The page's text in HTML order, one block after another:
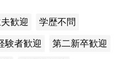
歓迎 学歴不問
験者歓迎 第二新卒歓迎